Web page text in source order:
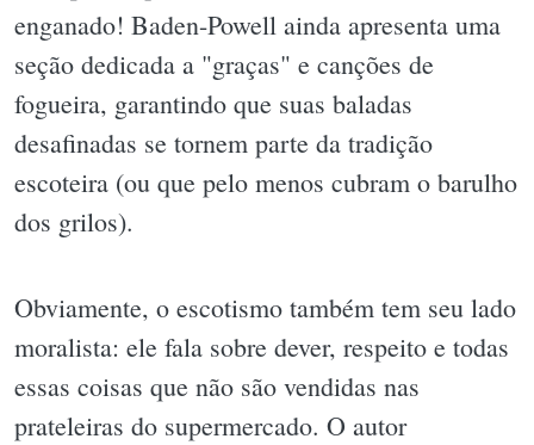
enganado! Baden-Powell ainda apresenta uma
seção dedicada a "graças" e canções de
fogueira, garantindo que suas baladas
desafinadas se tornem parte da tradição
escoteira (ou que pelo menos cubram o barulho
dos grilos).
Obviamente, o escotismo também tem seu lado
moralista: ele fala sobre dever, respeito e todas
essas coisas que não são vendidas nas
prateleiras do supermercado. O autor